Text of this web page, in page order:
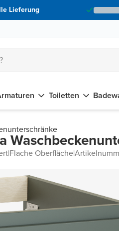
Lieferung
Toiletten
|Flache Oberfläche|